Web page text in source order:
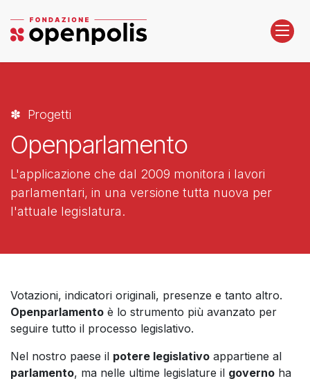
✽ Progetti
Openparlamento
L'applicazione che dal 2009 monitora i lavori
parlamentari, in una versione tutta nuova per
l'attuale legislatura.
Votazioni, indicatori originali, presenze e tanto altro.
Openparlamento è lo strumento più avanzato per
seguire tutto il processo legislativo.
Nel nostro paese il potere legislativo appartiene al
parlamento, ma nelle ultime legislature il governo ha